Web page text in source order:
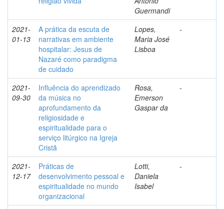
Guermandi
2021-
01-13
A prática da escuta de
narrativas em ambiente
hospitalar: Jesus de
Nazaré como paradigma
de cuidado
Lopes,
Maria José
Lisboa
-
2021-
09-30
Influência do aprendizado
da música no
aprofundamento da
religiosidade e
espiritualidade para o
serviço litúrgico na Igreja
Cristã
Rosa,
Emerson
Gaspar da
-
2021-
12-17
Práticas de
desenvolvimento pessoal e
espiritualidade no mundo
organizacional
Lotti,
Daniela
Isabel
-